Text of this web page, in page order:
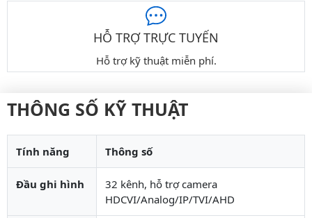
HỖ TRỢ TRỰC TUYẾN
Hỗ trợ kỹ thuật miễn phí.
THÔNG SỐ KỸ THUẬT
Tính năng Thông số
Đầu ghi hình
32 kênh, hỗ trợ camera
HDCVI/Analog/IP/TVI/AHD